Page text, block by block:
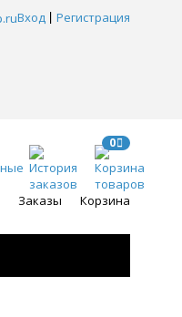
Вход Регистрация
Заказы
0
Корзина